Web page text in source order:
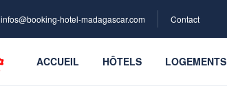
infos@booking-hotel-madagascar.com Contact
ACCUEIL HÔTELS LOGEMENTS